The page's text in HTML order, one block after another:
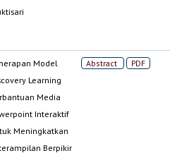
Model
Learning
Media
Interaktif
Meningkatkan
Berpikir
Abstract PDF